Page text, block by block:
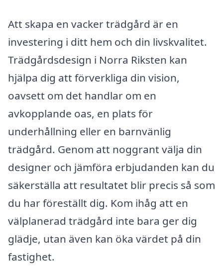
Att skapa en vacker trädgård är en
investering i ditt hem och din livskvalitet.
Trädgårdsdesign i Norra Riksten kan
hjälpa dig att förverkliga din vision,
oavsett om det handlar om en
avkopplande oas, en plats för
underhållning eller en barnvänlig
trädgård. Genom att noggrant välja din
designer och jämföra erbjudanden kan du
säkerställa att resultatet blir precis så som
du har föreställt dig. Kom ihåg att en
välplanerad trädgård inte bara ger dig
glädje, utan även kan öka värdet på din
fastighet.